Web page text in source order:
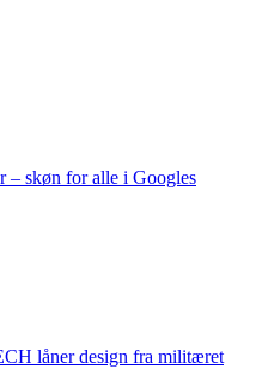
– skøn for alle i Googles
låner design fra militæret